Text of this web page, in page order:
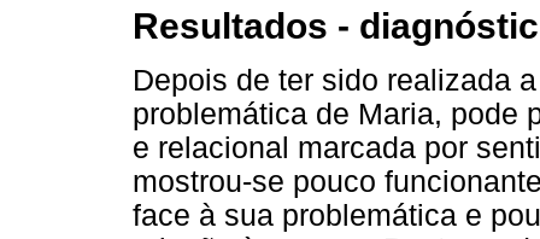
Resultados -
Depois de ter sido realizada
problemática de Maria, pode
e relacional marcada por
mostrou-se pouco
face à sua problemática e